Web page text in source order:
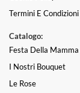
Termini E Condizioni
Catalogo:
Festa Della Mamma
I Nostri Bouquet
Le Rose